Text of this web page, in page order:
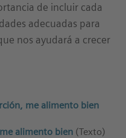
de incluir cada
adecuadas para
nos ayudará a crecer
me alimento bien
alimento bien (Texto)